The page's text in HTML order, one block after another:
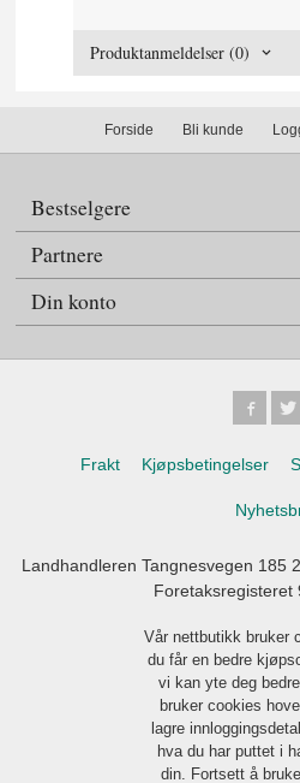
Produktanmeldelser (0)
Forside Bli kunde
Bestselgere
Partnere
Din konto
Frakt Kjøpsbetingelser
Landhandleren Tangnesvegen 185
Foretaksregisteret
Vår nettbutikk bruker
du får en bedre
vi kan yte deg
bruker cookies
lagre
hva du har puttet i
din. Fortsett å